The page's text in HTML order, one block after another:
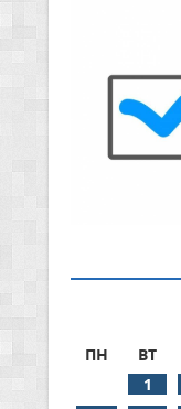
ПН
ВТ
1